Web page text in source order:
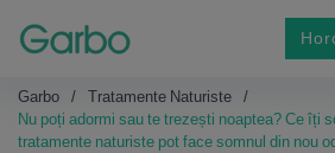
Garbo
Tratamente Naturiste
Nu poți adormi sau te trezești noaptea? Ce îți
tratamente naturiste pot face somnul din nou